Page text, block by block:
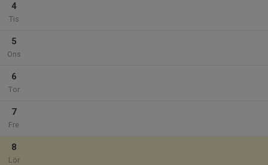
4
Tis
5
Ons
6
Tor
7
Fre
8
Lör